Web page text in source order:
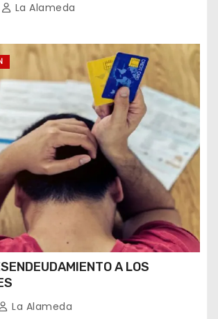
La Alameda
A LOS
La Alameda